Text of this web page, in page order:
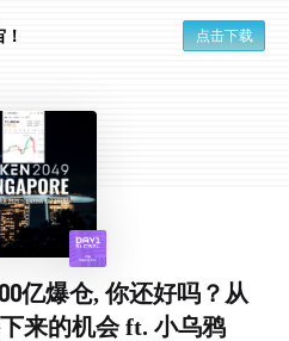
点击下载
亿爆仓, 你还好吗？从
来的机会 ft. 小乌鸦